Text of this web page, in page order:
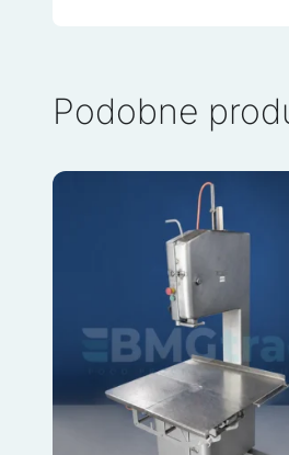
Podobne